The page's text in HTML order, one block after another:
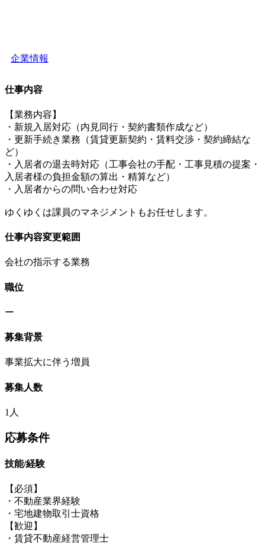
企業情報
仕事内容
【業務内容】
・新規入居対応（内見同行・契約書類作成など）
・更新手続き業務（賃貸更新契約・賃料交渉・契約締結な
ど）
・入居者の退去時対応（工事会社の手配・工事見積の提案・
入居者様の負担金額の算出・精算など）
・入居者からの問い合わせ対応
ゆくゆくは課員のマネジメントもお任せします。
仕事内容変更範囲
会社の指示する業務
職位
ー
募集背景
事業拡大に伴う増員
募集人数
1人
応募条件
技能/経験
【必須】
・不動産業界経験
・宅地建物取引士資格
【歓迎】
・賃貸不動産経営管理士